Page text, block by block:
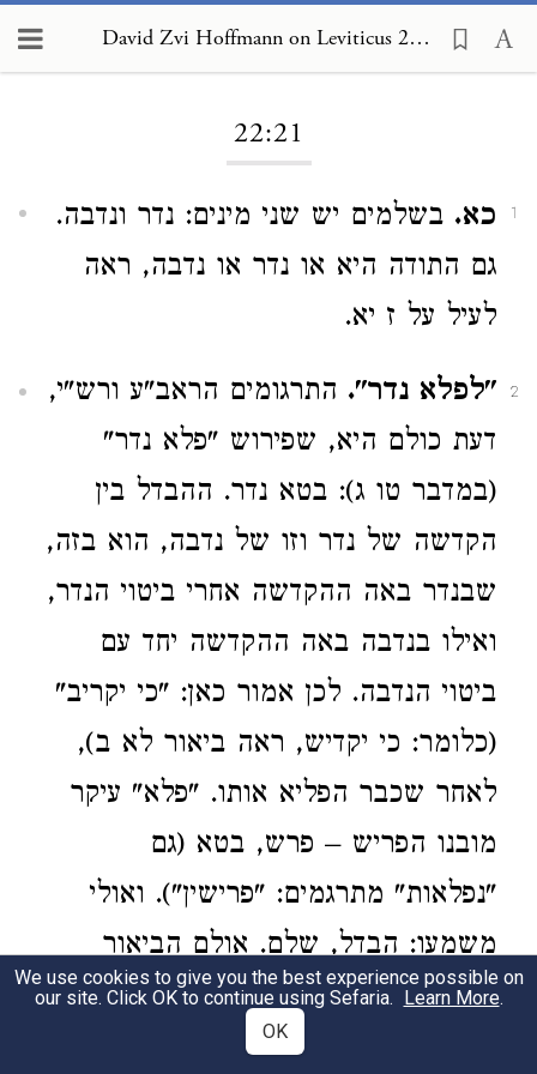
David Zvi Hoffmann on Leviticus 22:21
22:21
1 כא. בשלמים יש שני מינים: נדר ונדבה.
גם התודה היא או נדר או נדבה, ראה
לעיל על ז יא.
2 "לפלא נדר". התרגומים הראב"ע ורש"י,
דעת כולם היא, שפירוש "פלא נדר"
(במדבר טו ג): בטא נדר. ההבדל בין
הקדשה של נדר וזו של נדבה, הוא בזה,
שבנדר באה ההקדשה אחרי ביטוי הנדר,
ואילו בנדבה באה ההקדשה יחד עם
ביטוי הנדבה. לכן אמור כאן: "כי יקריב"
(כלומר: כי יקדיש, ראה ביאור לא ב),
לאחר שכבר הפליא אותו. "פלא" עיקר
מובנו הפריש – פרש, בטא (גם
"נפלאות" מתרגמים: "פרישין"). ואולי
משמעו: הבדל, שלם. אולם הביאור
הזה, אם לא נאמר להבדיל בין פעל לבין
הפעיל, אינו מתאים לבמדבר ו ב.
We use cookies to give you the best experience possible on
our site. Click OK to continue using Sefaria. Learn More.
OK